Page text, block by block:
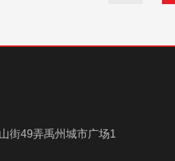
街49弄禹州城市广场1